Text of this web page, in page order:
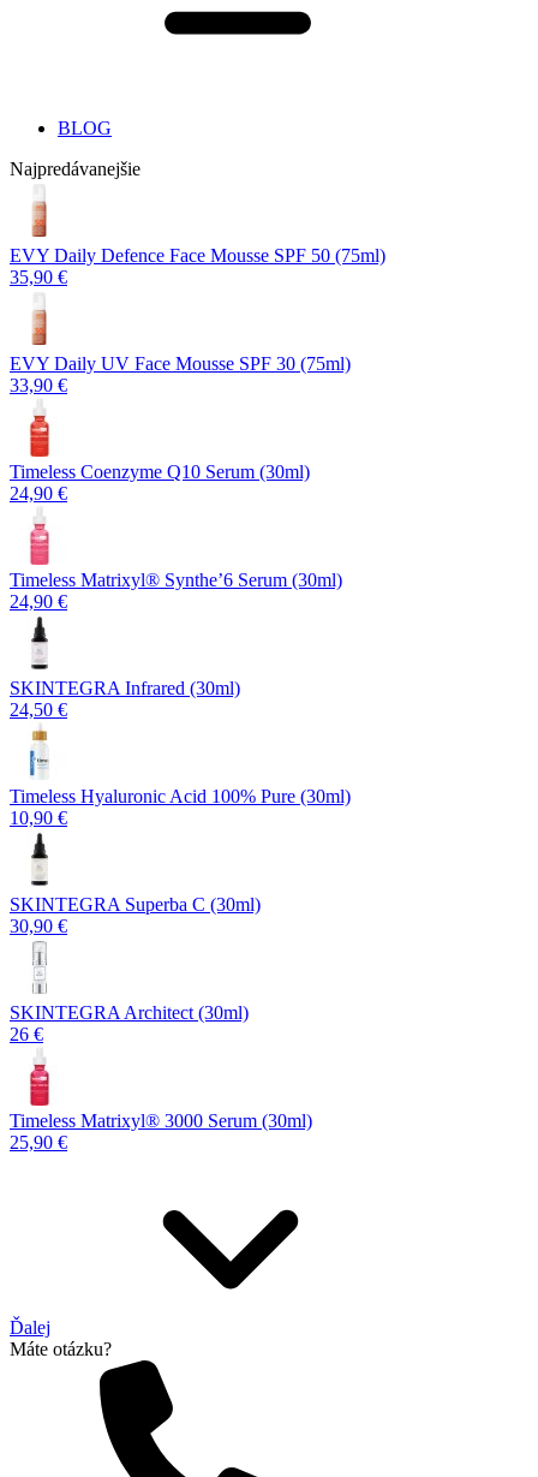
BLOG
Najpredávanejšie
EVY Daily Defence Face Mousse SPF 50 (75ml)
35,90 €
EVY Daily UV Face Mousse SPF 30 (75ml)
33,90 €
Timeless Coenzyme Q10 Serum (30ml)
24,90 €
Timeless Matrixyl®️ Synthe’6 Serum (30ml)
24,90 €
SKINTEGRA Infrared (30ml)
24,50 €
Timeless Hyaluronic Acid 100% Pure (30ml)
10,90 €
SKINTEGRA Superba C (30ml)
30,90 €
SKINTEGRA Architect (30ml)
26 €
Timeless Matrixyl®️ 3000 Serum (30ml)
25,90 €
Ďalej
Máte otázku?